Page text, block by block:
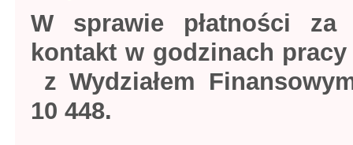
W sprawie płatności
kontakt w godzinach
z Wydziałem
10 448.